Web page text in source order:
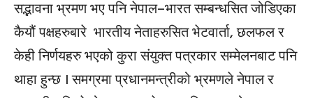
सद्भावना भ्रमण भए पनि नेपाल–भारत सम्बन्धसित जोडिएका
कैयौं पक्षहरुबारे भारतीय नेताहरुसित भेटवार्ता, छलफल र
केही निर्णयहरु भएको कुरा संयुक्त पत्रकार सम्मेलनबाट पनि
थाहा हुन्छ । समग्रमा प्रधानमन्त्रीको भ्रमणले नेपाल र